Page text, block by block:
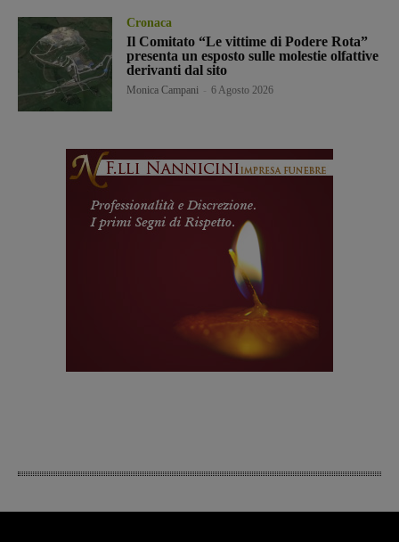
Cronaca
Il Comitato “Le vittime di Podere Rota”
presenta un esposto sulle molestie olfattive
derivanti dal sito
Monica Campani 6 Agosto 2026